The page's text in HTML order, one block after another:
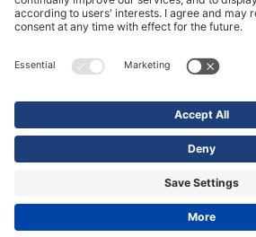
Pie de imprenta
Centro de Cumplimiento
Condiciones de uso
Póngase en contacto con nosotros
Tienda